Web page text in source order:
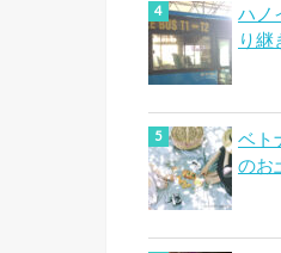
ハノ
り継
ベト
のお